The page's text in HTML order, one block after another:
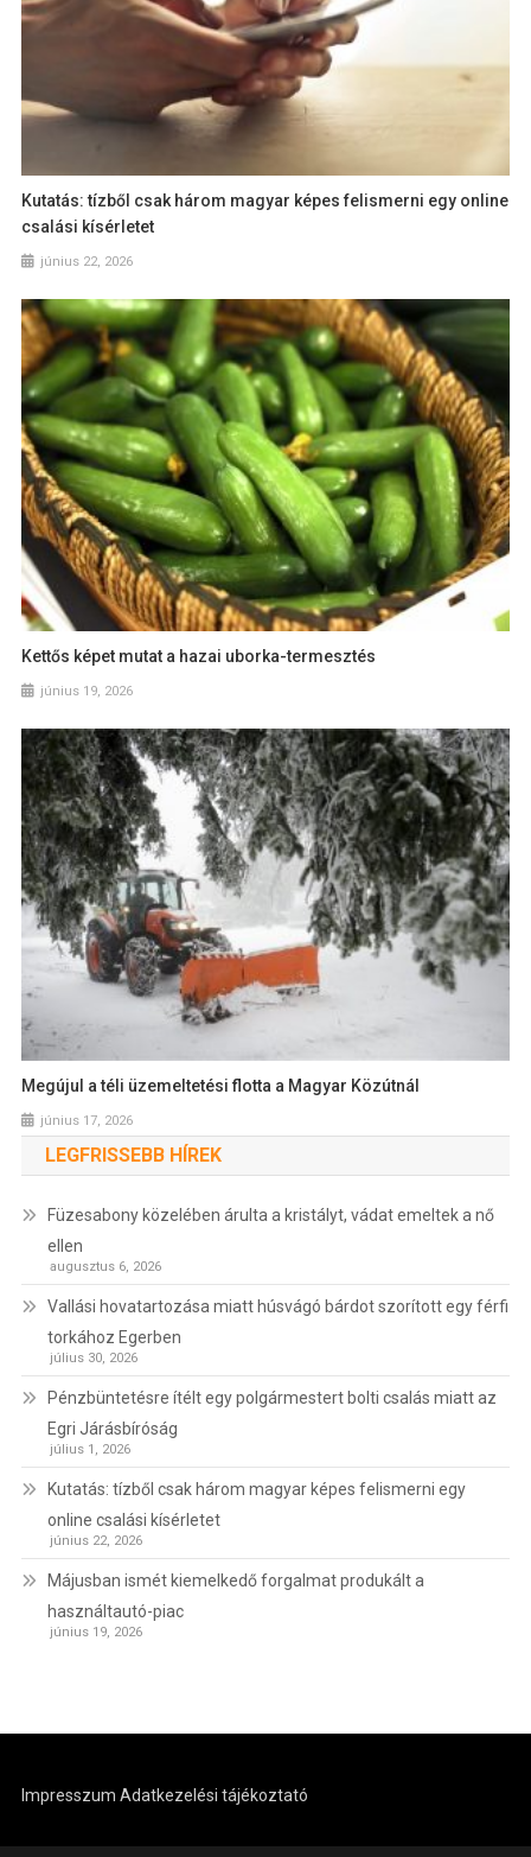
Kutatás: tízből csak három magyar képes felismerni egy online
csalási kísérletet
június 22, 2026
Kettős képet mutat a hazai uborka-termesztés
június 19, 2026
Megújul a téli üzemeltetési flotta a Magyar Közútnál
június 17, 2026
LEGFRISSEBB HÍREK
Füzesabony közelében árulta a kristályt, vádat emeltek a nő
ellen
augusztus 6, 2026
Vallási hovatartozása miatt húsvágó bárdot szorított egy férfi
torkához Egerben
július 30, 2026
Pénzbüntetésre ítélt egy polgármestert bolti csalás miatt az
Egri Járásbíróság
július 1, 2026
Kutatás: tízből csak három magyar képes felismerni egy
online csalási kísérletet
június 22, 2026
Májusban ismét kiemelkedő forgalmat produkált a
használtautó-piac
június 19, 2026
Impresszum Adatkezelési tájékoztató